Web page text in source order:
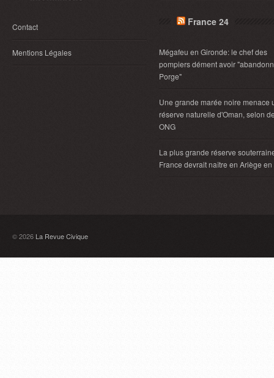
Contact
Mentions Légales
France 24
Mégafeu en Gironde: le chef des
pompiers dément avoir
Porge"
Une grande marée noire menace
réserve naturelle d'Oman, selon
ONG
La plus grande réserve
France devrait naître en Ariège
© 2026 La Revue Civique